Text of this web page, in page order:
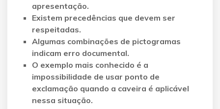
apresentação.
Existem precedências que devem ser
respeitadas.
Algumas combinações de pictogramas
indicam erro documental.
O exemplo mais conhecido é a
impossibilidade de usar ponto de
exclamação quando a caveira é aplicável
nessa situação.